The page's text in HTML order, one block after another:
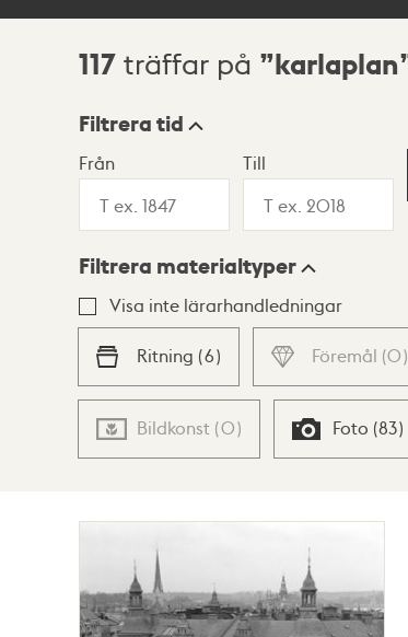
Sökresultat
117 träffar på karlaplan
Visningsläge
Lista Karta
Filtrera tid
Från Till
Filtrera materialtyper
Visa inte lärarhandledningar
Ritning (6) Föremål (0)
Bildkonst (0) Foto (83)